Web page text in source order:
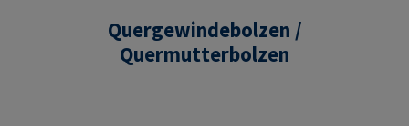
Quergewindebolzen /
Quermutterbolzen